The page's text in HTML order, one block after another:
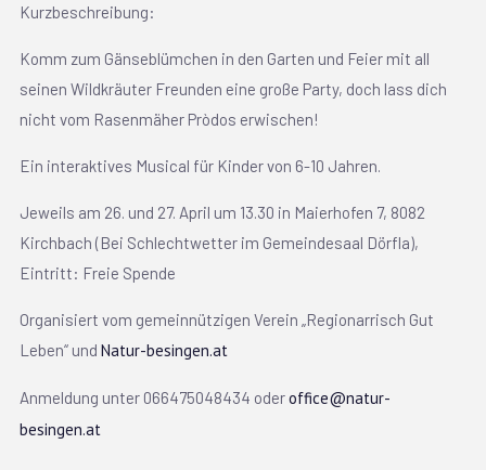
Kurzbeschreibung:
Komm zum Gänseblümchen in den Garten und Feier mit all
seinen Wildkräuter Freunden eine große Party, doch lass dich
nicht vom Rasenmäher Pròdos erwischen!
Ein interaktives Musical für Kinder von 6-10 Jahren.
Jeweils am 26. und 27. April um 13.30 in Maierhofen 7, 8082
Kirchbach (Bei Schlechtwetter im Gemeindesaal Dörfla),
Eintritt: Freie Spende
Organisiert vom gemeinnützigen Verein „Regionarrisch Gut
Leben“ und Natur-besingen.at
Anmeldung unter 066475048434 oderoffice@natur-
besingen.at